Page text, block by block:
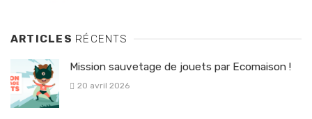
ARTICLES RÉCENTS
Mission sauvetage de jouets par Ecomaison !
20 avril 2026